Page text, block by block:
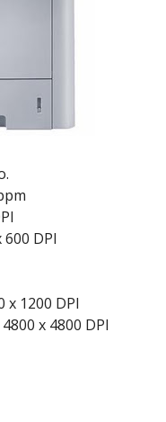
DPI
x 1200 DPI
x 4800 DPI